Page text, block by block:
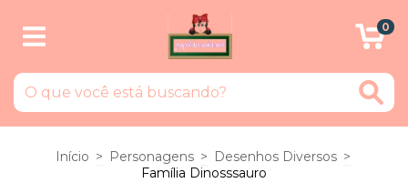
0
Início > Personagens > Desenhos Diversos >
Família Dinosssauro